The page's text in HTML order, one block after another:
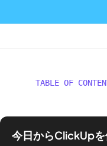
TABLE OF
今日からClickUpを